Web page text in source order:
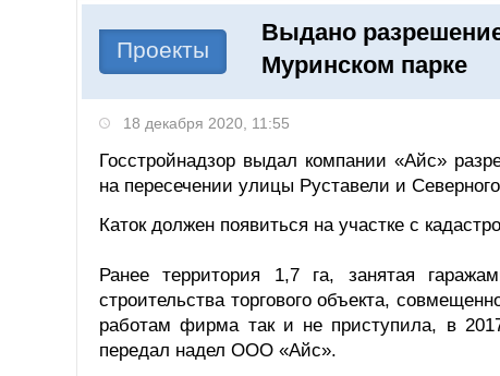
Проекты
Выдано
Муринском парке
18 декабря 2020, 11:55
Госстройнадзор выдал компании «Айс»
на пересечении улицы Руставели и
Каток должен появиться на участке с
Ранее территория 1,7 га, занятая
строительства торгового объекта,
работам фирма так и не приступила, в
передал надел ООО «Айс».